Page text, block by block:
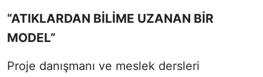
“ATIKLARDAN BİLİME UZANAN BİR
MODEL”
Proje danışmanı ve meslek dersleri